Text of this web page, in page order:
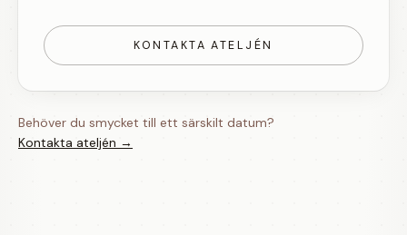
KONTAKTA ATELJÉN
Behöver du smycket till ett särskilt datum?
Kontakta ateljén →